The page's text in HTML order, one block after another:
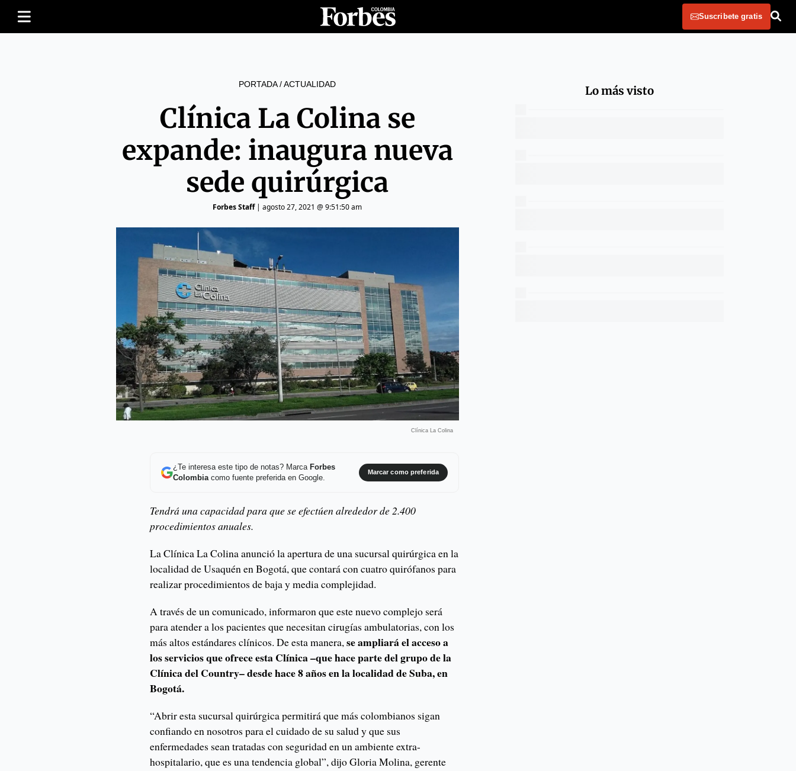
Suscribete gratis
PORTADA/ACTUALIDAD
Clínica La Colina se
expande: inaugura nueva
sede quirúrgica
Forbes Staff| agosto 27, 2021 @ 9:51:50 am
Clínica La Colina
¿Te interesa este tipo de notas? Marca Forbes
Colombiacomo fuente preferida en Google.
Marcar como preferida
Tendrá una capacidad para que se efectúen alrededor de 2.400
procedimientos anuales.
La Clínica La Colina anunció la apertura de una sucursal quirúrgica en la
localidad de Usaquén en Bogotá, que contará con cuatro quirófanos para
realizar procedimientos de baja y media complejidad.
A través de un comunicado, informaron que este nuevo complejo será
para atender a los pacientes que necesitan cirugías ambulatorias, con los
más altos estándares clínicos. De esta manera,se ampliará el acceso a
los servicios que ofrece esta Clínica –que hace parte del grupo de la
Clínica del Country– desde hace 8 años en la localidad de Suba, en
Bogotá.
“Abrir esta sucursal quirúrgica permitirá que más colombianos sigan
confiando en nosotros para el cuidado de su salud y que sus
enfermedades sean tratadas con seguridad en un ambiente extra-
hospitalario, que es una tendencia global”, dijo Gloria Molina, gerente
Lo más visto